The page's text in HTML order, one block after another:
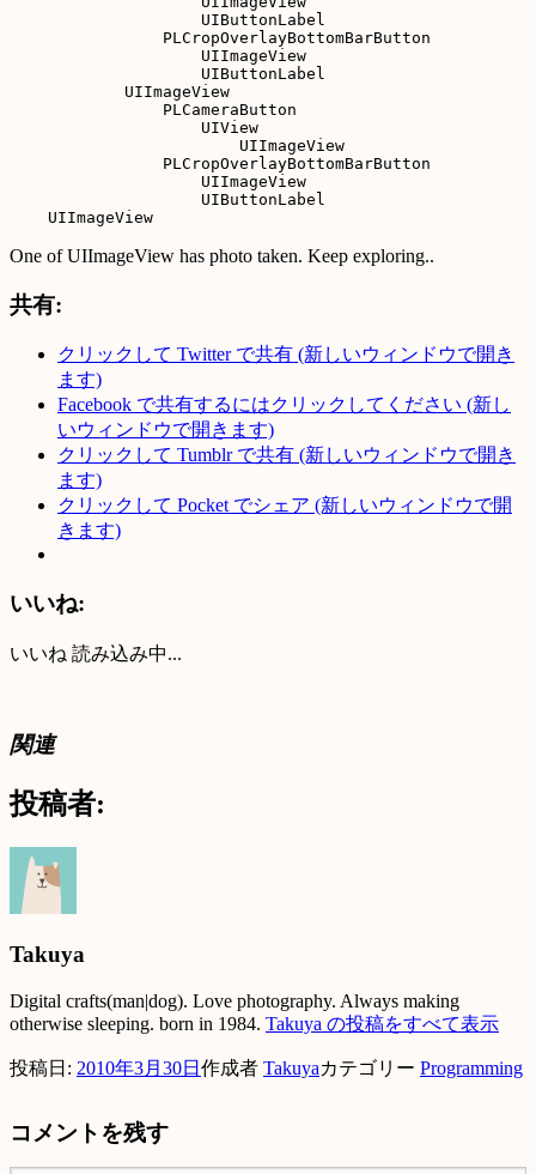
                    UIButtonLabel
                PLCropOverlayBottomBarButton
                    UIImageView
                    UIButtonLabel
            UIImageView
                PLCameraButton
                    UIView
                        UIImageView
                PLCropOverlayBottomBarButton
                    UIImageView
                    UIButtonLabel
One of UIImageView has photo taken. Keep exploring..
共有:
クリックして Twitter で共有 (新しいウィンドウで開き
ます)
Facebook で共有するにはクリックしてください (新し
いウィンドウで開きます)
クリックして Tumblr で共有 (新しいウィンドウで開き
ます)
クリックして Pocket でシェア (新しいウィンドウで開
きます)
いいね:
いいね 読み込み中...
関連
投稿者:
Takuya
Digital crafts(man|dog). Love photography. Always making
otherwise sleeping. born in 1984. Takuya の投稿をすべて表示
投稿日: 2010年3月30日 作成者 Takuyaカテゴリー Programming
コメントを残す